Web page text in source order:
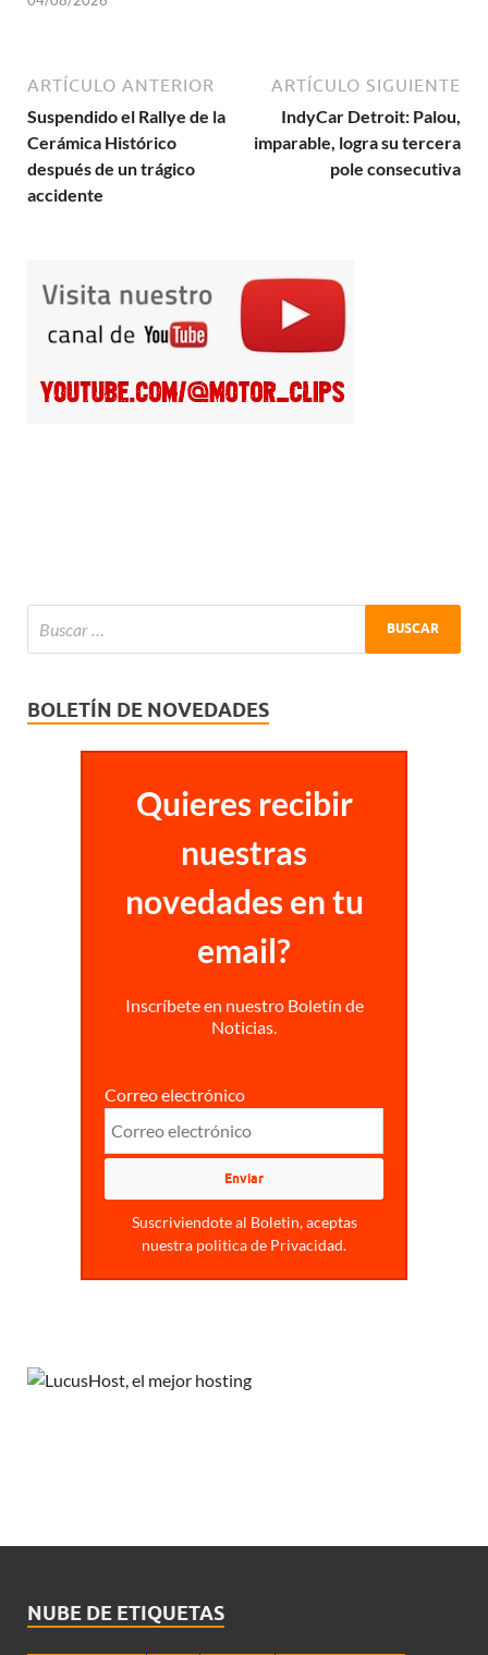
ARTÍCULO ANTERIOR
Suspendido el Rallye de la
Cerámica Histórico
después de un trágico
accidente
ARTÍCULO SIGUIENTE
IndyCar Detroit: Palou,
imparable, logra su tercera
pole consecutiva
BOLETÍN DE NOVEDADES
Quieres recibir
nuestras
novedades en tu
email?
Inscríbete en nuestro Boletín de
Noticias.
Correo electrónico
Suscriviendote al Boletin, aceptas
nuestra politica de Privacidad.
NUBE DE ETIQUETAS